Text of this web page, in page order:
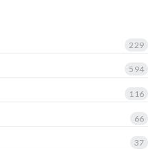
229
594
116
66
37